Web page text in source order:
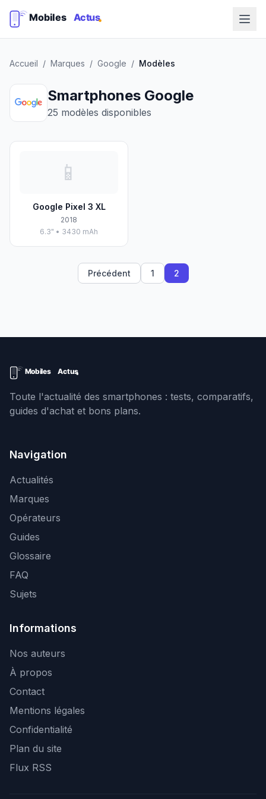
Accueil / Marques / Google / Modèles
Smartphones Google
25 modèles disponibles
📱
Google Pixel 3 XL
2018
6.3" • 3430 mAh
Précédent 1 2
Toute l'actualité des smartphones : tests, comparatifs,
guides d'achat et bons plans.
Navigation
Actualités
Marques
Opérateurs
Guides
Glossaire
FAQ
Sujets
Informations
Nos auteurs
À propos
Contact
Mentions légales
Confidentialité
Plan du site
Flux RSS